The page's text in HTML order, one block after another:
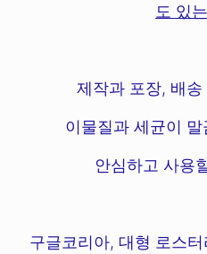
도 있
제작과 포장, 배
이물질과 세균이
안심하고 사용
구글코리아, 대형 로스